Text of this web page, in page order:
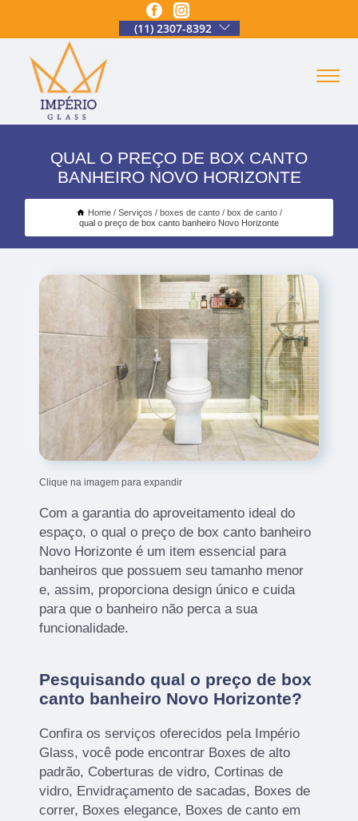
(11) 2307-8392
QUAL O PREÇO DE BOX CANTO
BANHEIRO NOVO HORIZONTE
Home Serviços boxes de canto
box de canto
qual o preço de box canto banheiro Novo Horizonte
Clique na imagem para expandir
Com a garantia do aproveitamento ideal do
espaço, o qual o preço de box canto banheiro
Novo Horizonte é um item essencial para
banheiros que possuem seu tamanho menor
e, assim, proporciona design único e cuida
para que o banheiro não perca a sua
funcionalidade.
Pesquisando qual o preço de box
canto banheiro Novo Horizonte?
Confira os serviços oferecidos pela Império
Glass, você pode encontrar Boxes de alto
padrão, Coberturas de vidro, Cortinas de
vidro, Envidraçamento de sacadas, Boxes de
correr, Boxes elegance, Boxes de canto em